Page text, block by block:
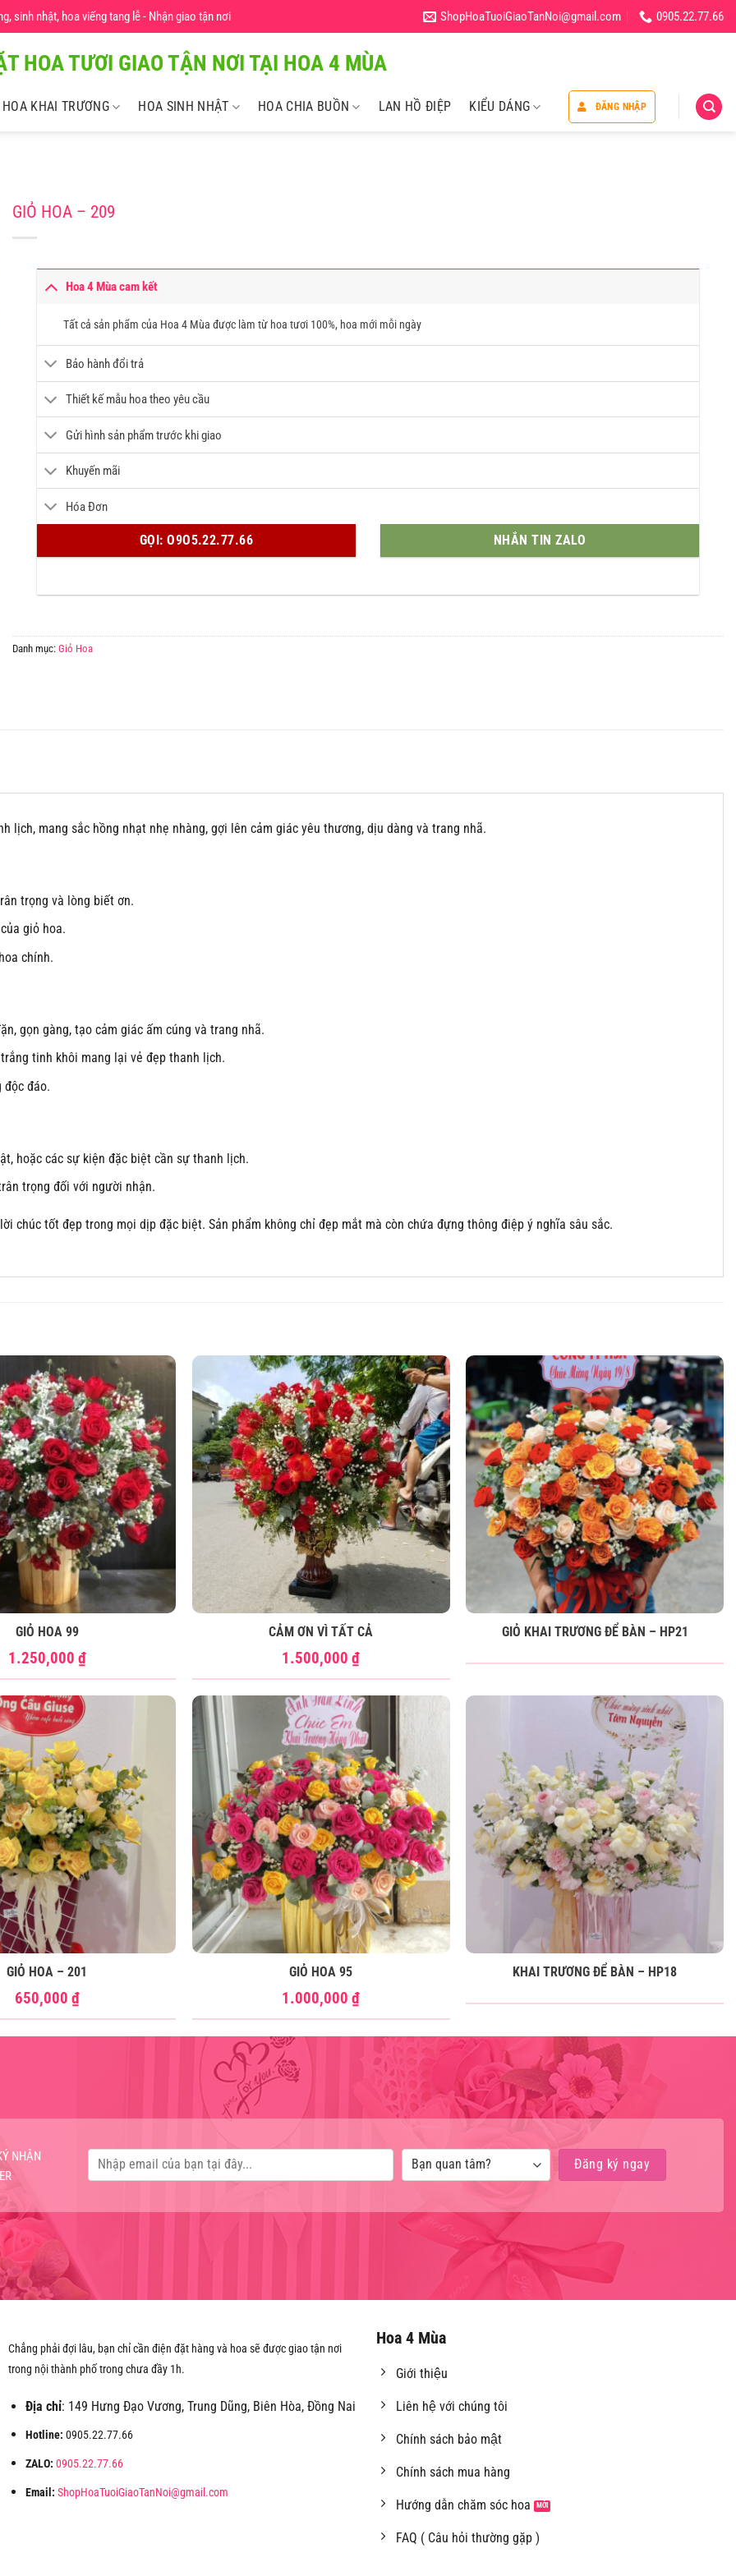
sinh nhật, hoa viếng tang lễ - Nhận giao tận nơi ShopHoaTuoiGiaoTanNoi@gmail.com 0905.22.77.66
HOA TƯƠI GIAO TẬN NƠI TẠI HOA 4 MÙA
HOA KHAI TRƯƠNG HOA SINH NHẬT HOA CHIA BUỒN LAN HỒ ĐIỆP KIỂU DÁNG ĐĂNG NHẬP
GIỎ HOA – 209
Hoa 4 Mùa cam kết
Tất cả sản phẩm của Hoa 4 Mùa được làm từ hoa tươi 100%, hoa mới mỗi ngày
Bảo hành đổi trả
Thiết kế mẫu hoa theo yêu cầu
Gửi hình sản phẩm trước khi giao
Khuyến mãi
Hóa Đơn
GỌI: O9O5.22.77.66 NHẮN TIN ZALO
Danh mục: Giỏ Hoa
lịch, mang sắc hồng nhạt nhẹ nhàng, gợi lên cảm giác yêu thương, dịu dàng và trang nhã.
trọng và lòng biết ơn.
giỏ hoa.
chính.
gọn gàng, tạo cảm giác ấm cúng và trang nhã.
tinh khôi mang lại vẻ đẹp thanh lịch.
độc đáo.
hoặc các sự kiện đặc biệt cần sự thanh lịch.
trọng đối với người nhận.
chúc tốt đẹp trong mọi dịp đặc biệt. Sản phẩm không chỉ đẹp mắt mà còn chứa đựng thông điệp ý nghĩa sâu sắc.
GIỎ HOA 99
1.250,000 ₫
CẢM ƠN VÌ TẤT CẢ
1.500,000₫
GIỎ KHAI TRƯƠNG ĐỂ BÀN – HP21
GIỎ HOA – 201
650,000 ₫
GIỎ HOA 95
1.000,000₫
KHAI TRƯƠNG ĐỂ BÀN – HP18
NHẬN
Chẳng phải đợi lâu, bạn chỉ cần điện đặt hàng và hoa sẽ được giao tận nơi
trong nội thành phố trong chưa đầy 1h.
Địa chỉ: 149 Hưng Đạo Vương, Trung Dũng, Biên Hòa, Đồng Nai
Hotline: 0905.22.77.66
ZALO: 0905.22.77.66
Email: ShopHoaTuoiGiaoTanNoi@gmail.com
Hoa 4 Mùa
Giới thiệu
Liên hệ với chúng tôi
Chính sách bảo mật
Chính sách mua hàng
Hướng dẫn chăm sóc hoa
FAQ ( Câu hỏi thường gặp )